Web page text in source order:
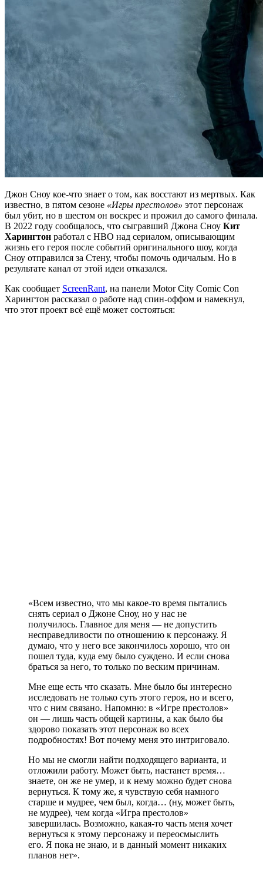
Джон Сноу кое-что знает о том, как восстают из мертвых. Как
известно, в пятом сезоне «Игры престолов» этот персонаж
был убит, но в шестом он воскрес и прожил до самого финала.
В 2022 году сообщалось, что сыгравший Джона Сноу Кит
Харингтон работал с HBO над сериалом, описывающим
жизнь его героя после событий оригинального шоу, когда
Сноу отправился за Стену, чтобы помочь одичалым. Но в
результате канал от этой идеи отказался.
Как сообщает ScreenRant, на панели Motor City Comic Con
Харингтон рассказал о работе над спин-оффом и намекнул,
что этот проект всё ещё может состояться:
«Всем известно, что мы какое-то время пытались
снять сериал о Джоне Сноу, но у нас не
получилось. Главное для меня — не допустить
несправедливости по отношению к персонажу. Я
думаю, что у него все закончилось хорошо, что он
пошел туда, куда ему было суждено. И если снова
браться за него, то только по веским причинам.
Мне еще есть что сказать. Мне было бы интересно
исследовать не только суть этого героя, но и всего,
что с ним связано. Напомню: в «Игре престолов»
он — лишь часть общей картины, а как было бы
здорово показать этот персонаж во всех
подробностях! Вот почему меня это интриговало.
Но мы не смогли найти подходящего варианта, и
отложили работу. Может быть, настанет время…
знаете, он же не умер, и к нему можно будет снова
вернуться. К тому же, я чувствую себя намного
старше и мудрее, чем был, когда… (ну, может быть,
не мудрее), чем когда «Игра престолов»
завершилась. Возможно, какая-то часть меня хочет
вернуться к этому персонажу и переосмыслить
его. Я пока не знаю, и в данный момент никаких
планов нет».